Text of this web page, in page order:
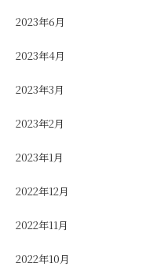
2023年6月
2023年4月
2023年3月
2023年2月
2023年1月
2022年12月
2022年11月
2022年10月